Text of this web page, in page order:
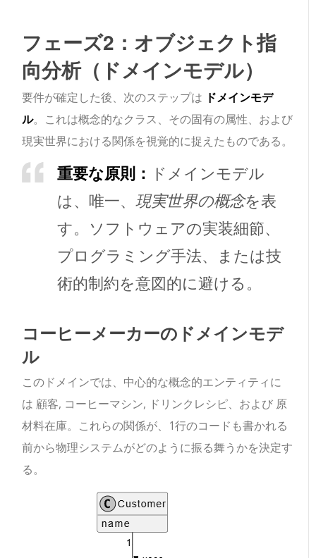
フェーズ2：オブジェクト指
向分析（ドメインモデル）
要件が確定した後、次のステップは ドメインモデ
ル。これは概念的なクラス、その固有の属性、および
現実世界における関係を視覚的に捉えたものである。
重要な原則： ドメインモデル
は、唯一、現実世界の概念を表
す。ソフトウェアの実装細節、
プログラミング手法、または技
術的制約を意図的に避ける。
コーヒーメーカーのドメインモデ
ル
このドメインでは、中心的な概念的エンティティに
は 顧客, コーヒーマシン, ドリンクレシピ、および 原
材料在庫。これらの関係が、1行のコードも書かれる
前から物理システムがどのように振る舞うかを決定す
る。